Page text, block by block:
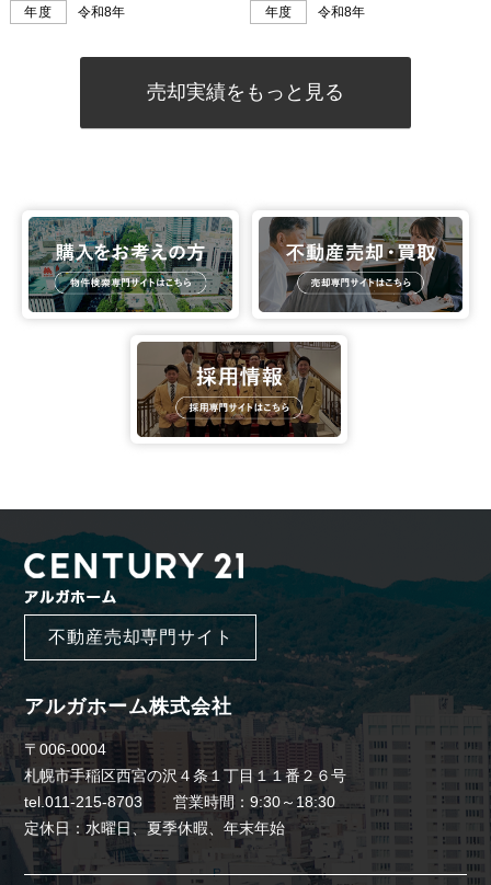
売却実績をもっと見る
不動産売却専門サイト
アルガホーム株式会社
〒006-0004
札幌市手稲区西宮の沢４条１丁目１１番２６号
tel.011-215-8703 営業時間：9:30～18:30
定休日：水曜日、夏季休暇、年末年始